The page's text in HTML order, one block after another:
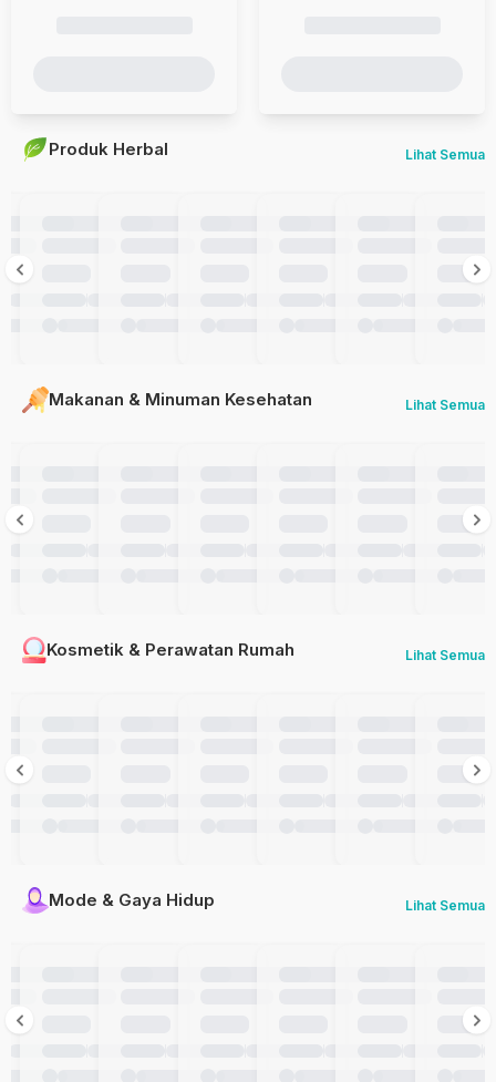
Produk Herbal Lihat Semua
Makanan & Minuman Kesehatan Lihat Semua
Kosmetik & Perawatan Rumah Lihat Semua
Mode & Gaya Hidup Lihat Semua